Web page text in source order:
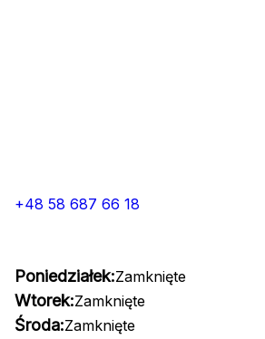
+48 58 687 66 18
Poniedziałek:Zamknięte
Wtorek:Zamknięte
Środa:Zamknięte